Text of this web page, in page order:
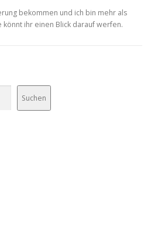
bekommen und ich bin mehr als
ihr einen Blick darauf werfen.
Suchen